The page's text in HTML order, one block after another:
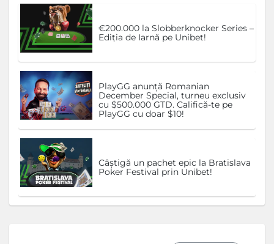
€200.000 la Slobberknocker Series –
Ediția de Iarnă pe Unibet!
PlayGG anunță Romanian
December Special, turneu exclusiv
cu $500.000 GTD. Califică-te pe
PlayGG cu doar $10!
Câștigă un pachet epic la Bratislava
Poker Festival prin Unibet!